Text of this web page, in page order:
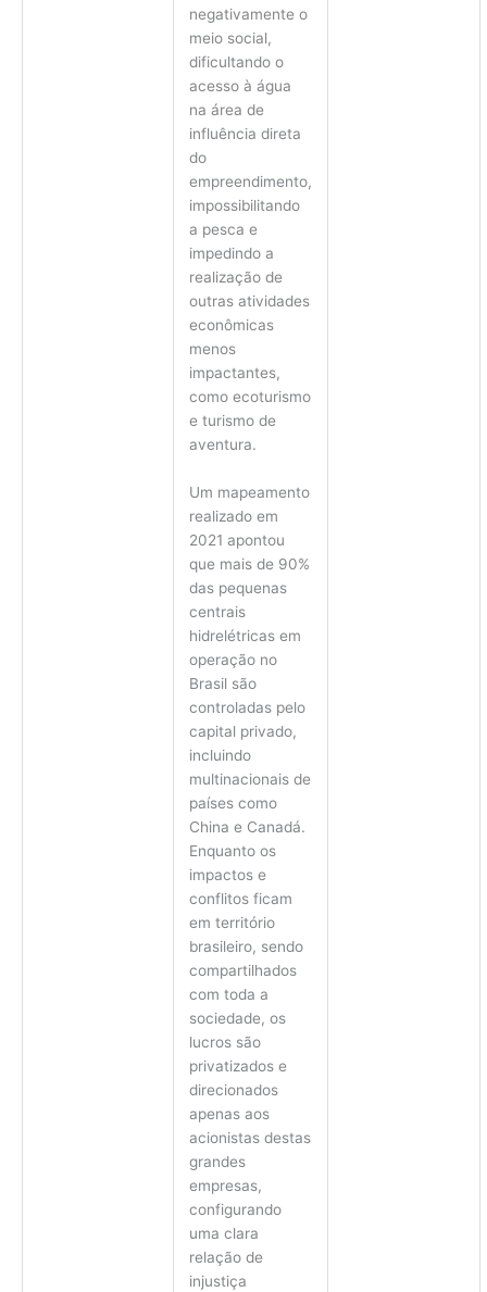
negativamente o
meio social,
dificultando o
acesso à água
na área de
influência direta
do
empreendimento,
impossibilitando
a pesca e
impedindo a
realização de
outras atividades
econômicas
menos
impactantes,
como ecoturismo
e turismo de
aventura.
Um mapeamento
realizado em
2021 apontou
que mais de 90%
das pequenas
centrais
hidrelétricas em
operação no
Brasil são
controladas pelo
capital privado,
incluindo
multinacionais de
países como
China e Canadá.
Enquanto os
impactos e
conflitos ficam
em território
brasileiro, sendo
compartilhados
com toda a
sociedade, os
lucros são
privatizados e
direcionados
apenas aos
acionistas destas
grandes
empresas,
configurando
uma clara
relação de
injustiça